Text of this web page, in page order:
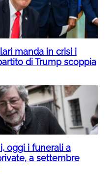
manda in crisi i
di Trump scoppia
oggi i funerali a
a settembre